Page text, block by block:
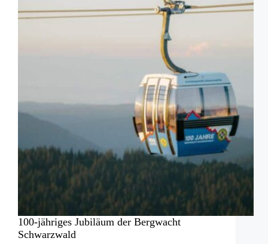
100-jähriges Jubiläum der Bergwacht
Schwarzwald